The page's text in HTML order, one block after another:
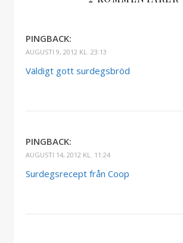
PINGBACK:
AUGUSTI 9, 2012 KL. 23:13
Väldigt gott surdegsbröd
PINGBACK:
AUGUSTI 14, 2012 KL. 11:24
Surdegsrecept från Coop